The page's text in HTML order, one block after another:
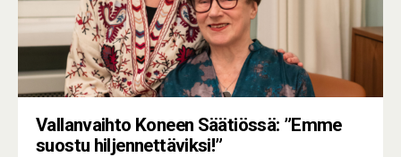
Vallanvaihto Koneen Säätiössä: ”Emme
suostu hiljennettäviksi!”